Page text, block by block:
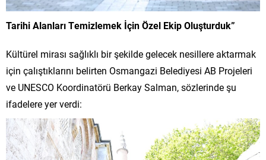
Tarihi Alanları Temizlemek İçin Özel Ekip Oluşturduk”
Kültürel mirası sağlıklı bir şekilde gelecek nesillere aktarmak
için çalıştıklarını belirten Osmangazi Belediyesi AB Projeleri
ve UNESCO Koordinatörü Berkay Salman, sözlerinde şu
ifadelere yer verdi: